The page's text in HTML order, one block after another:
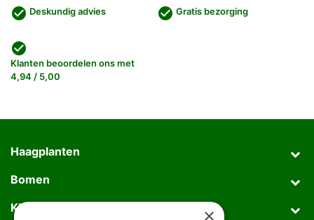
check_circle Deskundig advies check_circle Gratis bezorging
check_circle
Klanten beoordelen ons met
4,94 / 5,00
Haagplanten
Bomen
Klantenservice